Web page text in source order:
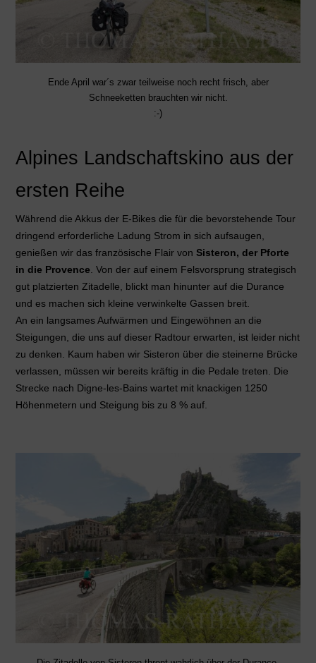
Ende April war´s zwar teilweise noch recht frisch, aber
Schneeketten brauchten wir nicht.
:-)
Alpines Landschaftskino aus der
ersten Reihe
Während die Akkus der E-Bikes die für die bevorstehende Tour
dringend erforderliche Ladung Strom in sich aufsaugen,
genießen wir das französische Flair von Sisteron, der Pforte
in die Provence. Von der auf einem Felsvorsprung strategisch
gut platzierten Zitadelle, blickt man hinunter auf die Durance
und es machen sich kleine verwinkelte Gassen breit.
An ein langsames Aufwärmen und Eingewöhnen an die
Steigungen, die uns auf dieser Radtour erwarten, ist leider nicht
zu denken. Kaum haben wir Sisteron über die steinerne Brücke
verlassen, müssen wir bereits kräftig in die Pedale treten. Die
Strecke nach Digne-les-Bains wartet mit knackigen 1250
Höhenmetern und Steigung bis zu 8 % auf.